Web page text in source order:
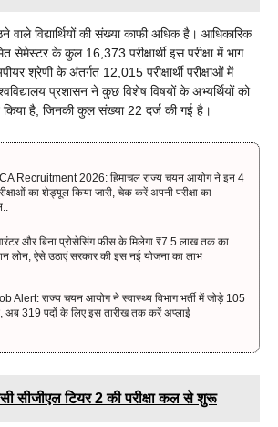
वाले विद्यार्थियों की संख्या काफी अधिक है। आधिकारिक
सेमेस्टर के कुल 16,373 परीक्षार्थी इस परीक्षा में भाग
श्रेणी के अंतर्गत 12,015 परीक्षार्थी परीक्षाओं में
प्रशासन ने कुछ विशेष विषयों के अभ्यर्थियों को
किया है, जिनकी कुल संख्या 22 दर्ज की गई है।
Recruitment 2026: हिमाचल राज्य चयन आयोग ने इन 4
का शेड्यूल किया जारी, चेक करें अपनी परीक्षा का
और बिना प्रोसेसिंग फीस के मिलेगा ₹7.5 लाख तक का
लोन, ऐसे उठाएं सरकार की इस नई योजना का लाभ
Alert: राज्य चयन आयोग ने स्वास्थ्य विभाग भर्ती में जोड़े 105
अब 319 पदों के लिए इस तारीख तक करें अप्लाई
सीजीएल टियर 2 की परीक्षा कल से शुरू